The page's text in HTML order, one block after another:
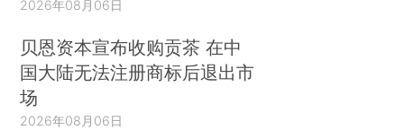
2026年08月06日
贝恩资本宣布收购贡茶 在中
国大陆无法注册商标后退出市
场
2026年08月06日